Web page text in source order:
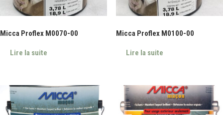
Micca Proflex M0070-00
Lire la suite
Micca Proflex M0100-00
Lire la suite